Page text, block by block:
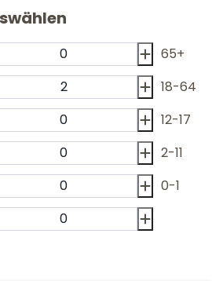
65+
18-64
12-17
2-11
0-1